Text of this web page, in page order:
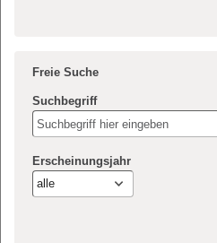
Freie Suche
Suchbegriff
Erscheinungsjahr
alle